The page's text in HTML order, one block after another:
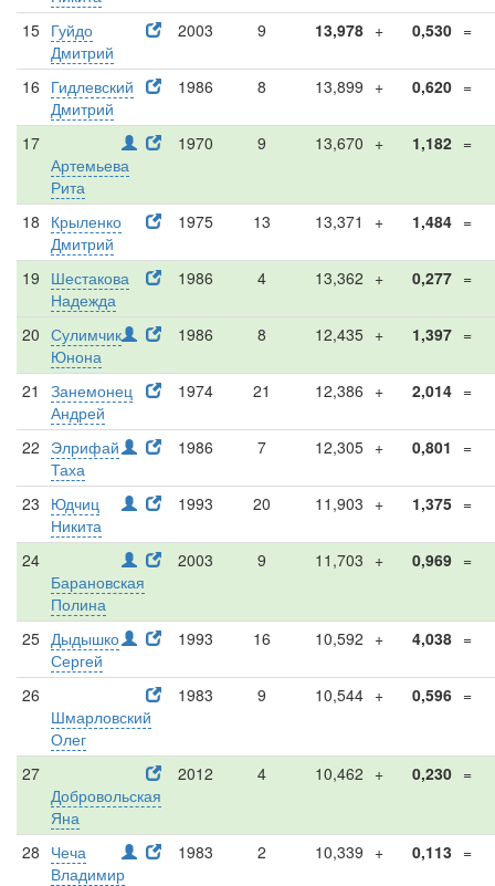
15 Гуйдо
Дмитрий
2003 9 13,978 + 0,530 =
16 Гидлевский
Дмитрий
1986 8 13,899 + 0,620 =
17
Артемьева
Рита
1970 9 13,670 + 1,182 =
18 Крыленко
Дмитрий
1975 13 13,371 + 1,484 =
19 Шестакова
Надежда
1986 4 13,362 + 0,277 =
20 Сулимчик
Юнона
1986 8 12,435 + 1,397 =
21
Занемонец
Андрей
1974 21 12,386 + 2,014 =
22 Элрифай
Таха
1986 7 12,305 + 0,801 =
23 Юдчиц
Никита
1993 20 11,903 + 1,375 =
24
Барановская
Полина
2003 9 11,703 + 0,969 =
25 Дыдышко
Сергей
1993 16 10,592 + 4,038 =
26
Шмарловский
Олег
1983 9 10,544 + 0,596 =
27
Добровольская
Яна
2012 4 10,462 + 0,230 =
28 Чеча
Владимир
1983 2 10,339 + 0,113 =